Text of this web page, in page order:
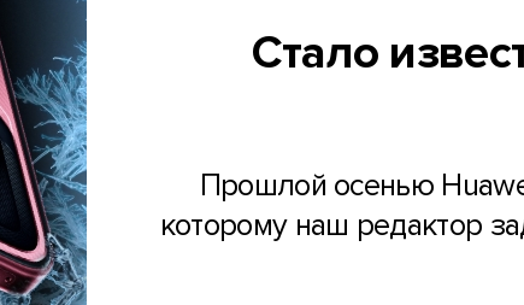
Стало
Прошлой осенью
которому наш редактор